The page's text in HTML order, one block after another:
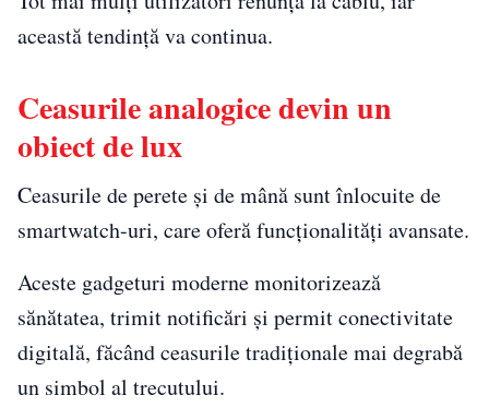
această tendință va continua.
Ceasurile analogice devin un
obiect de lux
Ceasurile de perete și de mână sunt înlocuite de
smartwatch-uri, care oferă funcționalități avansate.
Aceste gadgeturi moderne monitorizează
sănătatea, trimit notificări și permit conectivitate
digitală, făcând ceasurile tradiționale mai degrabă
un simbol al trecutului.